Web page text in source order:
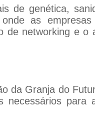
de genética,
as empresas
de networking e o
da Granja do
necessários para